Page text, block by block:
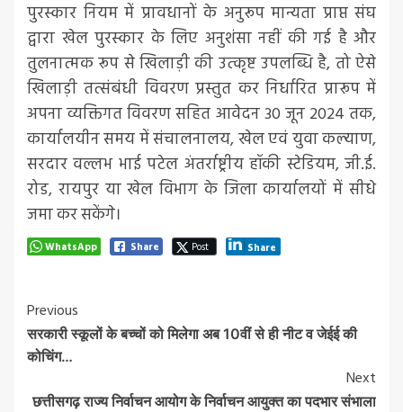
पुरस्कार नियम में प्रावधानों के अनुरूप मान्यता प्राप्त संघ
द्वारा खेल पुरस्कार के लिए अनुशंसा नहीं की गई है और
तुलनात्मक रूप से खिलाड़ी की उत्कृष्ट उपलब्धि है, तो ऐसे
खिलाड़ी तत्संबंधी विवरण प्रस्तुत कर निर्धारित प्रारूप में
अपना व्यक्तिगत विवरण सहित आवेदन 30 जून 2024 तक,
कार्यालयीन समय में संचालनालय, खेल एवं युवा कल्याण,
सरदार वल्लभ भाई पटेल अंतर्राष्ट्रीय हॉकी स्टेडियम, जी.ई.
रोड, रायपुर या खेल विभाग के जिला कार्यालयों में सीधे
जमा कर सकेंगे।
WhatsApp Share Post Share
Post
Navigation
Previous
सरकारी स्कूलों के बच्चों को मिलेगा अब 10वीं से ही नीट व जेईई की
कोचिंग…
Next
छत्तीसगढ़ राज्य निर्वाचन आयोग के निर्वाचन आयुक्त का पदभार संभाला